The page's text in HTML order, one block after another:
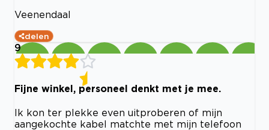
Veenendaal
delen
9
Fijne winkel, personeel denkt met je mee.
Ik kon ter plekke even uitproberen of mijn
aangekochte kabel matchte met mijn telefoon